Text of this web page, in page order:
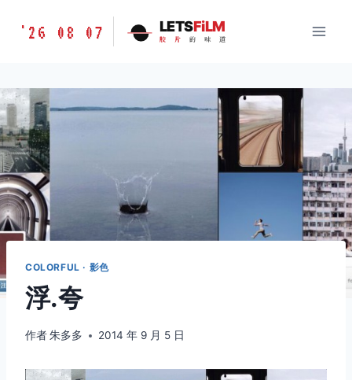
胶
味
道
LETSFILM
'26 08 07 LETSFiLM
胶 片 的 味 道
COLORFUL · 影色
浮.夸
作者朱多多 2014 年 9 月 5 日